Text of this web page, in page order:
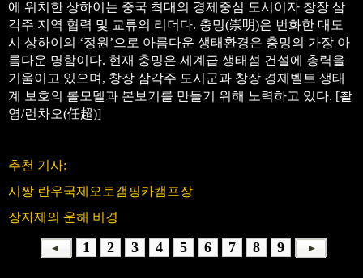
에 위치한 상하이는 중국 최대의 경제중심 도시이자 창장 삼
각주 지역 협력 및 교류의 리더다. 충밍(崇明)은 번화한 대도
시 상하이의 ‘정원’으로 아름다운 생태환경은 충밍의 가장 아
름다운 명함이다. 현재 충밍은 세계급 생태섬 건설에 총력을
기울이고 있으며, 창장 삼각주 도시군과 창장 경제벨트 생태
계 보호의 롤모델과 본보기를 만들기 위해 노력하고 있다. [촬
영/런차오(任超)]
추천 기사:
시짱 란우국제오토갬핑카캠프장
장자제의 운해 비경
1 2 3 4 5 6 7 8 9